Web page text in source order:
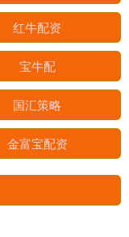
红牛配资
宝牛配
国汇策略
金富宝配资